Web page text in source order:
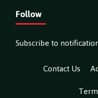
Follow
Subscribe to
Contact Us